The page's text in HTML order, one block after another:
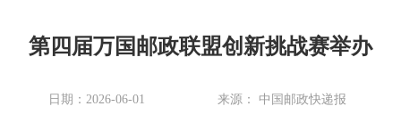
第四届万国邮政联盟创新挑战赛举办
日期：2026-06-01 来源： 中国邮政快递报